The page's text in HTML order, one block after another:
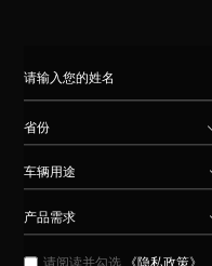
省份
车辆用途
产品需求
请阅读并勾选 《隐私政策》